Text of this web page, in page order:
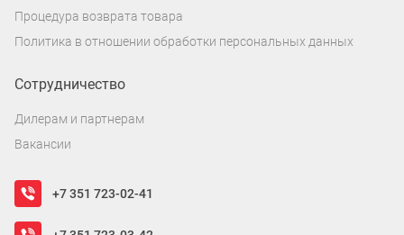
Процедура возврата товара
Политика в отношении обработки персональных данных
Сотрудничество
Дилерам и партнерам
Вакансии
+7 351 723-02-41